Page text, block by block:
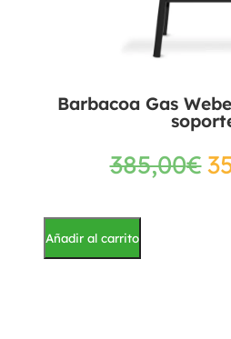
Barbacoa Gas
385,00€
Añadir al carrito